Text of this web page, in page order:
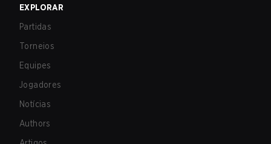
EXPLORAR
Partidas
Torneios
Equipes
Jogadores
Notícias
Authors